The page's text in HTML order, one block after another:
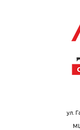
ул.